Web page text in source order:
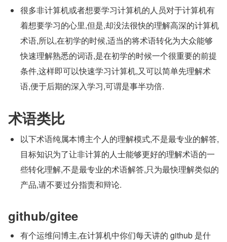
很多非计算机或者想要学习计算机的人员对于计算机有
着想要学习的心里,但是,却没法很快的理解高深的计算机
术语,所以,在初学的时候,适当的将术语转化为大众能够
快速理解熟悉的词语,是在初学的时候一个很重要的前提
条件,这样即可以快速学习计算机,又可以简单先理解术
语,便于后期的深入学习,可谓是事半功倍.
术语类比
以下术语纯属本博主个人的理解模式,不是最专业的解答,
目标知识为了让非计算的人士能够更好的理解术语的一
些转化理解,不是最专业的术语解答,只为最快理解类似的
产品,请不要过分指责和辩论.
github/gitee
有个运维问博主,在计算机中你们每天讲的 github 是什